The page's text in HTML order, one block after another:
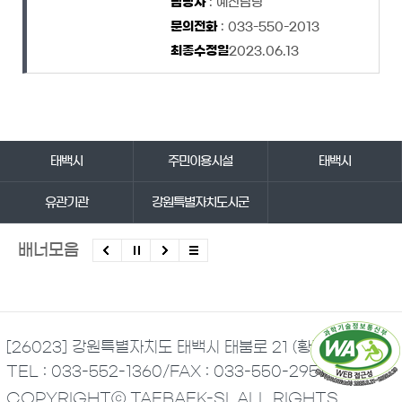
담당자: 예산담당
문의전화: 033-550-2013
최종수정일2023.06.13
태백시 주민이용시설 태백시
유관기관 강원특별자치도시군
배너모음
[26023] 강원특별자치도 태백시 태붐로 21 (황지동)
TEL : 033-552-1360/FAX : 033-550-2951
COPYRIGHTⓒ TAEBAEK-SI. ALL RIGHTS